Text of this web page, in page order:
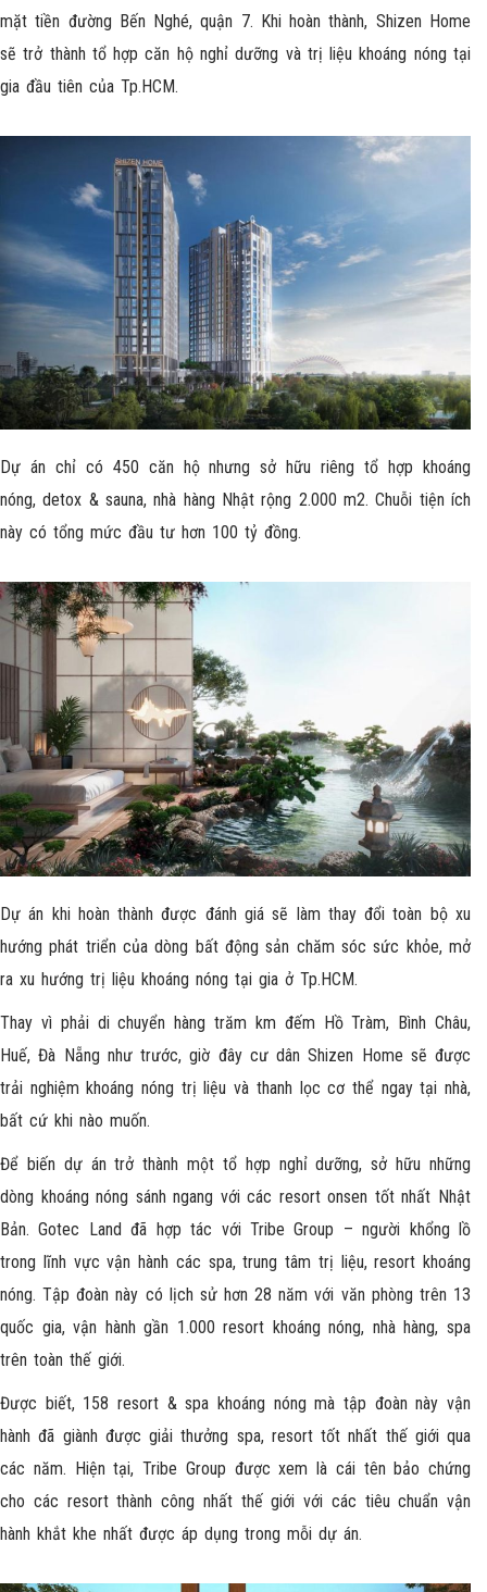
mặt tiền đường Bến Nghé, quận 7. Khi hoàn thành, Shizen Home
sẽ trở thành tổ hợp căn hộ nghỉ dưỡng và trị liệu khoáng nóng tại
gia đầu tiên của Tp.HCM.
Dự án chỉ có 450 căn hộ nhưng sở hữu riêng tổ hợp khoáng
nóng, detox & sauna, nhà hàng Nhật rộng 2.000 m2. Chuỗi tiện ích
này có tổng mức đầu tư hơn 100 tỷ đồng.
Dự án khi hoàn thành được đánh giá sẽ làm thay đổi toàn bộ xu
hướng phát triển của dòng bất động sản chăm sóc sức khỏe, mở
ra xu hướng trị liệu khoáng nóng tại gia ở Tp.HCM.
Thay vì phải di chuyển hàng trăm km đếm Hồ Tràm, Bình Châu,
Huế, Đà Nẵng như trước, giờ đây cư dân Shizen Home sẽ được
trải nghiệm khoáng nóng trị liệu và thanh lọc cơ thể ngay tại nhà,
bất cứ khi nào muốn.
Để biến dự án trở thành một tổ hợp nghỉ dưỡng, sở hữu những
dòng khoáng nóng sánh ngang với các resort onsen tốt nhất Nhật
Bản. Gotec Land đã hợp tác với Tribe Group – người khổng lồ
trong lĩnh vực vận hành các spa, trung tâm trị liệu, resort khoáng
nóng. Tập đoàn này có lịch sử hơn 28 năm với văn phòng trên 13
quốc gia, vận hành gần 1.000 resort khoáng nóng, nhà hàng, spa
trên toàn thế giới.
Được biết, 158 resort & spa khoáng nóng mà tập đoàn này vận
hành đã giành được giải thưởng spa, resort tốt nhất thế giới qua
các năm. Hiện tại, Tribe Group được xem là cái tên bảo chứng
cho các resort thành công nhất thế giới với các tiêu chuẩn vận
hành khắt khe nhất được áp dụng trong mỗi dự án.